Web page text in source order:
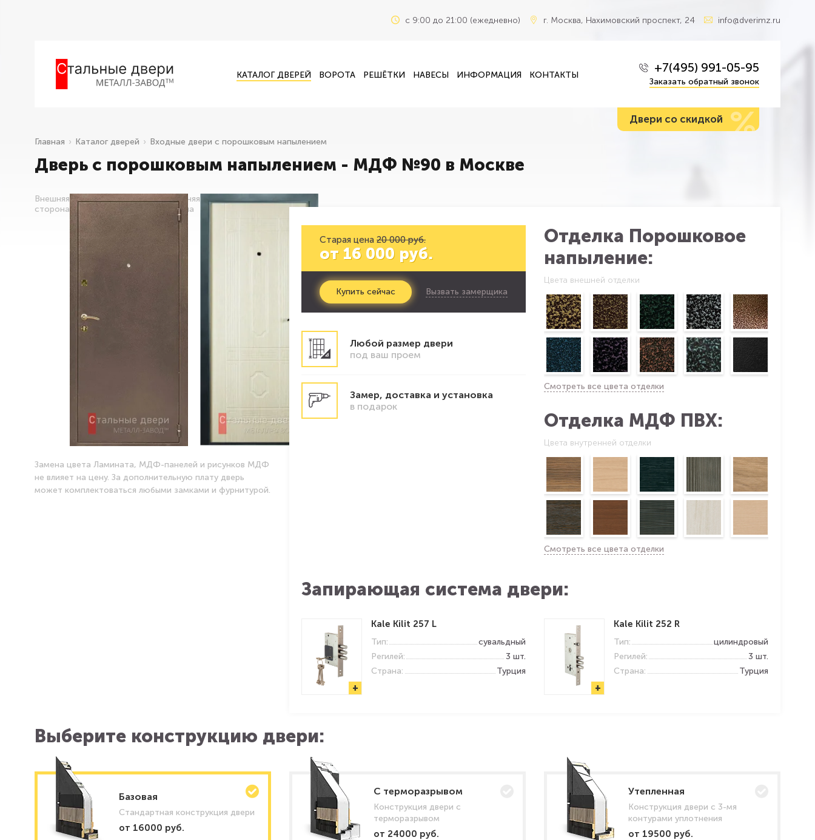
c 9:00 до 21:00 (ежедневно) г. Москва, Нахимовский проспект, 24 info@dverimz.ru
КАТАЛОГ ДВЕРЕЙ ВОРОТА РЕШЁТКИ НАВЕСЫ ИНФОРМАЦИЯ КОНТАКТЫ +7(495) 991-05-95
Заказать обратный звонок
Двери со скидкой %
Дверь с порошковым напылением - МДФ №90 в Москве
Главная Каталог дверей Входные двери с порошковым напылением
Внешняя
сторона
Внутренняя
сторона
Замена цвета Ламината, МДФ-панелей и рисунков МДФ
не влияет на цену. За дополнительную плату дверь
может комплектоваться любыми замками и фурнитурой.
Старая цена 20 000 руб.
от 16 000 руб.
Купить сейчас Вызвать замерщика
Любой размер двери
под ваш проем
Замер, доставка и установка
в подарок
Отделка Порошковое
напыление:
Цвета внешней отделки
Смотреть все цвета отделки
Отделка МДФ ПВХ:
Цвета внутренней отделки
Смотреть все цвета отделки
Запирающая система двери:
+
Kale Kilit 257 L
Тип:
сувальдный
Регилей:
3 шт.
Страна:
Турция
+
Kale Kilit 252 R
Тип:
цилиндровый
Регилей:
3 шт.
Страна:
Турция
Выберите конструкцию двери:
Базовая
Стандартная конструкция двери
от 16000 руб.
C терморазрывом
Конструкция двери с
терморазрывом
от 24000 руб.
Утепленная
Конструкция двери с 3-мя
контурами уплотнения
от 19500 руб.